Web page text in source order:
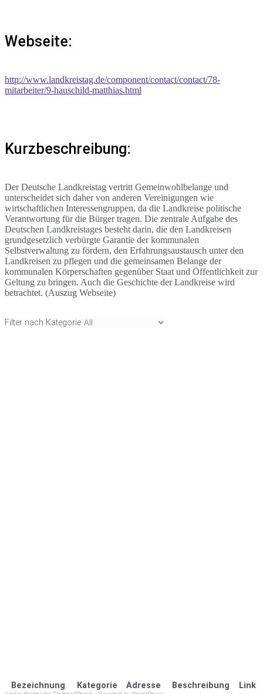
Webseite:
http://www.landkreistag.de/component/contact/contact/78-
mitarbeiter/9-hauschild-matthias.html
Kurzbeschreibung:
Der Deutsche Landkreistag vertritt Gemeinwohlbelange und
unterscheidet sich daher von anderen Vereinigungen wie
wirtschaftlichen Interessengruppen, da die Landkreise politische
Verantwortung für die Bürger tragen. Die zentrale Aufgabe des
Deutschen Landkreistages besteht darin, die den Landkreisen
grundgesetzlich verbürgte Garantie der kommunalen
Selbstverwaltung zu fördern, den Erfahrungsaustausch unter den
Landkreisen zu pflegen und die gemeinsamen Belange der
kommunalen Körperschaften gegenüber Staat und Öffentlichkeit zur
Geltung zu bringen. Auch die Geschichte der Landkreise wird
betrachtet. (Auszug Webseite)
Filter nach Kategorie
Bezeichnung Kategorie Adresse Beschreibung Link